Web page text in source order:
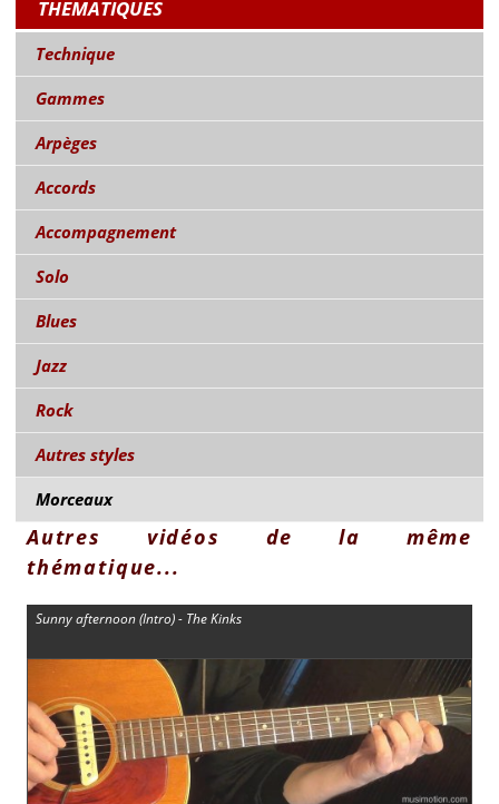
THEMATIQUES
Technique
Gammes
Arpèges
Accords
Accompagnement
Solo
Blues
Jazz
Rock
Autres styles
Morceaux
Autres vidéos de la même
thématique...
Sunny afternoon (Intro) - The Kinks